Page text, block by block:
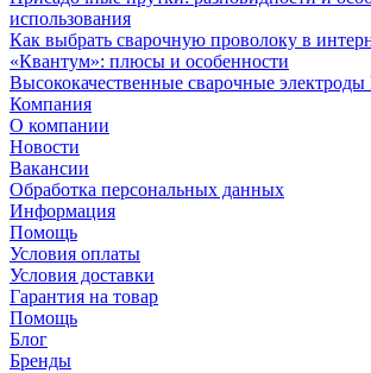
использования
Как выбрать сварочную проволоку в
«Квантум»: плюсы и особенности
Высококачественные сварочные электроды
Компания
О компании
Новости
Вакансии
Обработка персональных данных
Информация
Помощь
Условия оплаты
Условия доставки
Гарантия на товар
Помощь
Блог
Бренды